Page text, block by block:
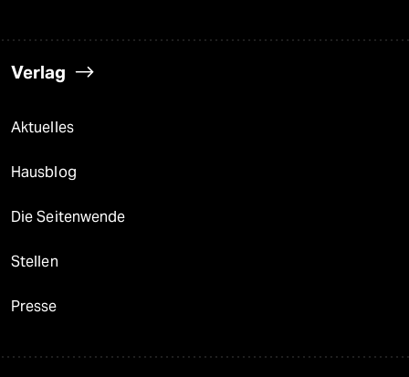
Verlag
Aktuelles
Hausblog
Die Seitenwende
Stellen
Presse